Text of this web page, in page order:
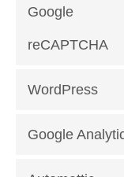
Google
reCAPTCHA
WordPress
Google